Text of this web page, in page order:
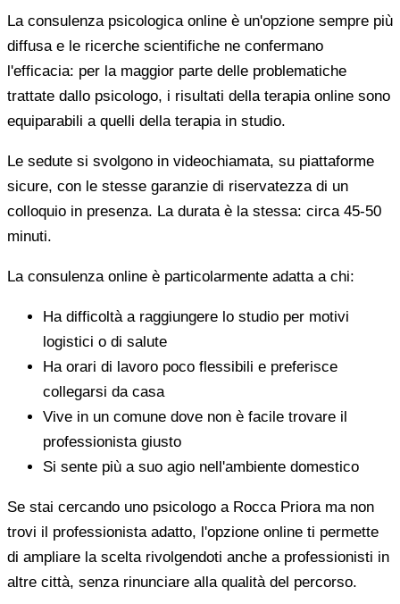
La consulenza psicologica online è un'opzione sempre più
diffusa e le ricerche scientifiche ne confermano
l'efficacia: per la maggior parte delle problematiche
trattate dallo psicologo, i risultati della terapia online sono
equiparabili a quelli della terapia in studio.
Le sedute si svolgono in videochiamata, su piattaforme
sicure, con le stesse garanzie di riservatezza di un
colloquio in presenza. La durata è la stessa: circa 45-50
minuti.
La consulenza online è particolarmente adatta a chi:
Ha difficoltà a raggiungere lo studio per motivi
logistici o di salute
Ha orari di lavoro poco flessibili e preferisce
collegarsi da casa
Vive in un comune dove non è facile trovare il
professionista giusto
Si sente più a suo agio nell'ambiente domestico
Se stai cercando uno psicologo a Rocca Priora ma non
trovi il professionista adatto, l'opzione online ti permette
di ampliare la scelta rivolgendoti anche a professionisti in
altre città, senza rinunciare alla qualità del percorso.